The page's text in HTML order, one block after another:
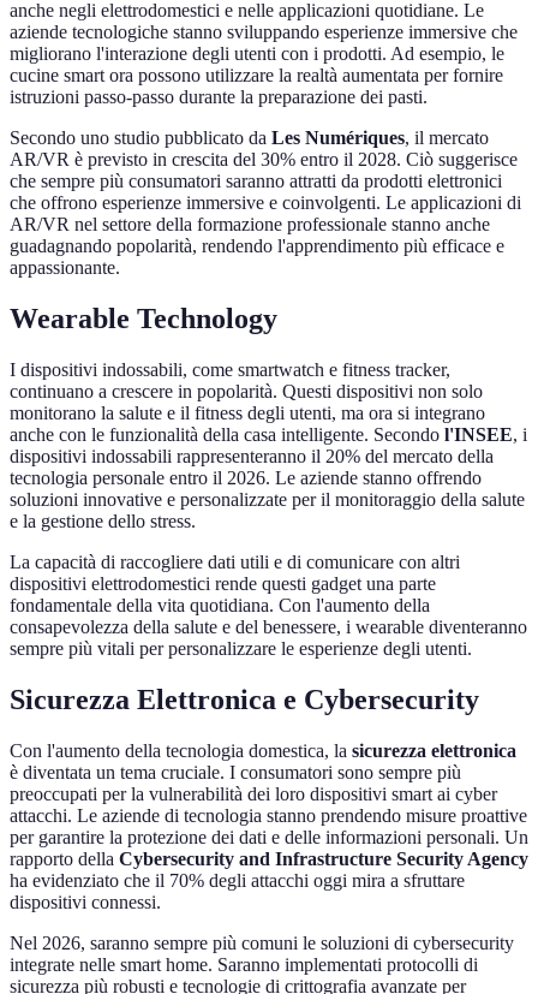
anche negli elettrodomestici e nelle applicazioni quotidiane. Le
aziende tecnologiche stanno sviluppando esperienze immersive che
migliorano l'interazione degli utenti con i prodotti. Ad esempio, le
cucine smart ora possono utilizzare la realtà aumentata per fornire
istruzioni passo-passo durante la preparazione dei pasti.
Secondo uno studio pubblicato da Les Numériques, il mercato
AR/VR è previsto in crescita del 30% entro il 2028. Ciò suggerisce
che sempre più consumatori saranno attratti da prodotti elettronici
che offrono esperienze immersive e coinvolgenti. Le applicazioni di
AR/VR nel settore della formazione professionale stanno anche
guadagnando popolarità, rendendo l'apprendimento più efficace e
appassionante.
Wearable Technology
I dispositivi indossabili, come smartwatch e fitness tracker,
continuano a crescere in popolarità. Questi dispositivi non solo
monitorano la salute e il fitness degli utenti, ma ora si integrano
anche con le funzionalità della casa intelligente. Secondo l'INSEE, i
dispositivi indossabili rappresenteranno il 20% del mercato della
tecnologia personale entro il 2026. Le aziende stanno offrendo
soluzioni innovative e personalizzate per il monitoraggio della salute
e la gestione dello stress.
La capacità di raccogliere dati utili e di comunicare con altri
dispositivi elettrodomestici rende questi gadget una parte
fondamentale della vita quotidiana. Con l'aumento della
consapevolezza della salute e del benessere, i wearable diventeranno
sempre più vitali per personalizzare le esperienze degli utenti.
Sicurezza Elettronica e Cybersecurity
Con l'aumento della tecnologia domestica, la sicurezza elettronica
è diventata un tema cruciale. I consumatori sono sempre più
preoccupati per la vulnerabilità dei loro dispositivi smart ai cyber
attacchi. Le aziende di tecnologia stanno prendendo misure proattive
per garantire la protezione dei dati e delle informazioni personali. Un
rapporto della Cybersecurity and Infrastructure Security Agency
ha evidenziato che il 70% degli attacchi oggi mira a sfruttare
dispositivi connessi.
Nel 2026, saranno sempre più comuni le soluzioni di cybersecurity
integrate nelle smart home. Saranno implementati protocolli di
sicurezza più robusti e tecnologie di crittografia avanzate per